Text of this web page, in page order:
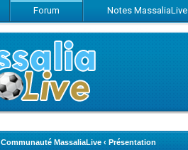
Forum Notes MassaliaLive
Communauté MassaliaLive ‹ Présentation